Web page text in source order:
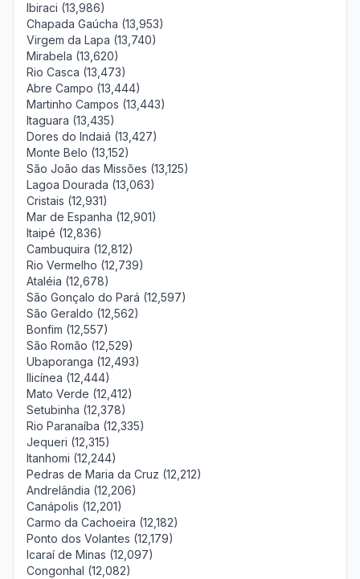
Ibiraci (13,986)
Chapada Gaúcha (13,953)
Virgem da Lapa (13,740)
Mirabela (13,620)
Rio Casca (13,473)
Abre Campo (13,444)
Martinho Campos (13,443)
Itaguara (13,435)
Dores do Indaiá (13,427)
Monte Belo (13,152)
São João das Missões (13,125)
Lagoa Dourada (13,063)
Cristais (12,931)
Mar de Espanha (12,901)
Itaipé (12,836)
Cambuquira (12,812)
Rio Vermelho (12,739)
Ataléia (12,678)
São Gonçalo do Pará (12,597)
São Geraldo (12,562)
Bonfim (12,557)
São Romão (12,529)
Ubaporanga (12,493)
Ilicínea (12,444)
Mato Verde (12,412)
Setubinha (12,378)
Rio Paranaíba (12,335)
Jequeri (12,315)
Itanhomi (12,244)
Pedras de Maria da Cruz (12,212)
Andrelândia (12,206)
Canápolis (12,201)
Carmo da Cachoeira (12,182)
Ponto dos Volantes (12,179)
Icaraí de Minas (12,097)
Congonhal (12,082)